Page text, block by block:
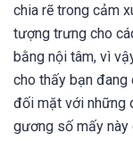
chia rẽ trong cảm
tượng trưng cho
bằng nội tâm, vì
cho thấy bạn đang
đối mặt với những
gương số mấy này